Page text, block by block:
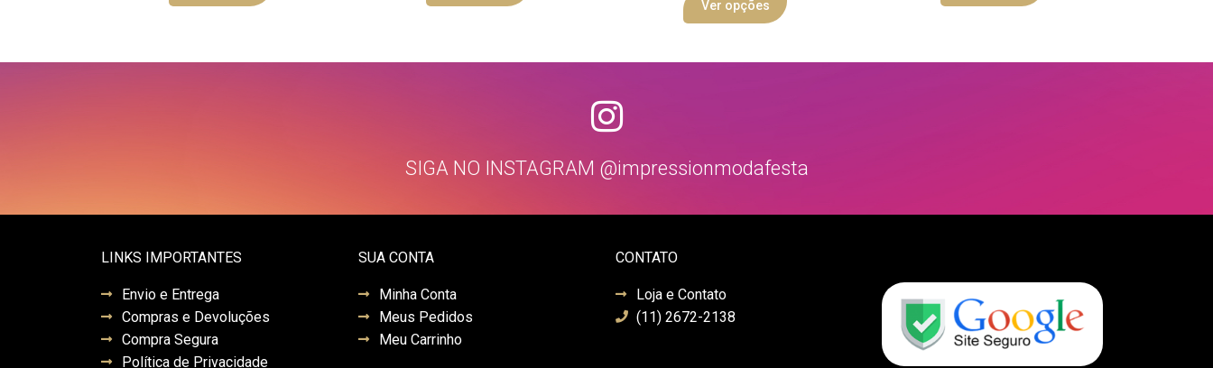
Ver opções
SIGA NO INSTAGRAM @impressionmodafesta
LINKS IMPORTANTES
Envio e Entrega
Compras e Devoluções
Compra Segura
Política de Privacidade
SUA CONTA
Minha Conta
Meus Pedidos
Meu Carrinho
CONTATO
Loja e Contato
(11) 2672-2138